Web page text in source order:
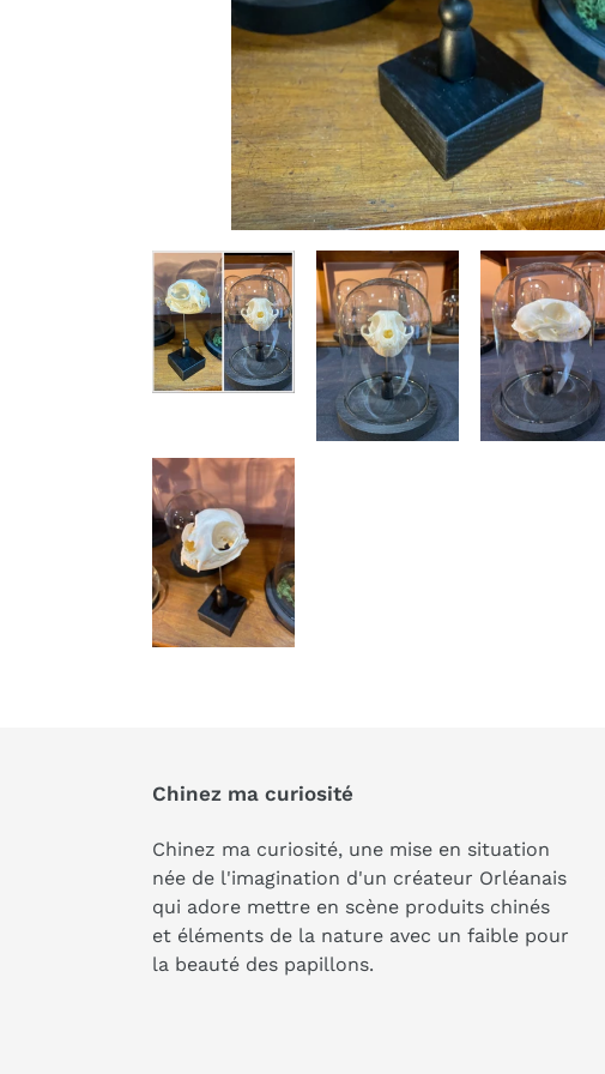
Chinez ma curiosité
Chinez ma curiosité, une mise en situation
née de l'imagination d'un créateur Orléanais
qui adore mettre en scène produits chinés
et éléments de la nature avec un faible pour
la beauté des papillons.